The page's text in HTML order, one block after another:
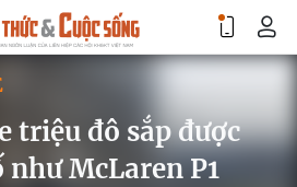
triệu đô sắp được
McLaren P1